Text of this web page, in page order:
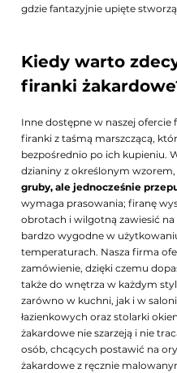
gdzie fantazyjnie upięte
Kiedy warto
firanki
Inne dostępne w naszej
firanki z taśmą marszczącą,
bezpośrednio po ich kupieniu.
dzianiny z określonym
gruby, ale jednocześnie
wymaga prasowania; firanę
obrotach i wilgotną zawiesić na
bardzo wygodne w
temperaturach. Nasza firma
zamówienie, dzięki czemu
także do wnętrza w każdym
zarówno w kuchni, jak i w
łazienkowych oraz stolarki
żakardowe nie szarzeją i nie
osób, chcących postawić na
żakardowe z ręcznie